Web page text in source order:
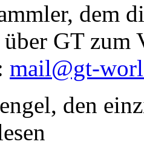
dem
GT zum
mail@gt-
den